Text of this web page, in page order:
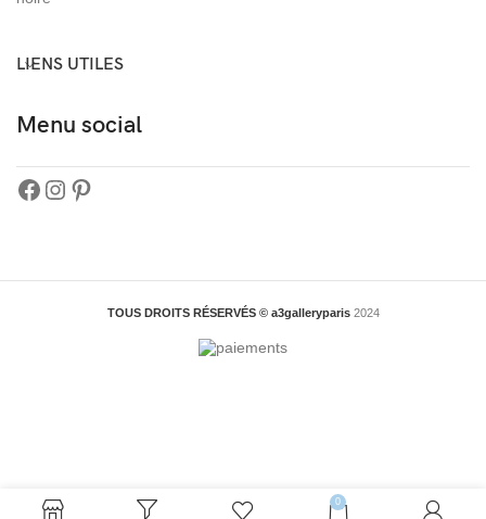
LIENS UTILES
Menu social
TOUS DROITS RÉSERVÉS © a3galleryparis 2024
0